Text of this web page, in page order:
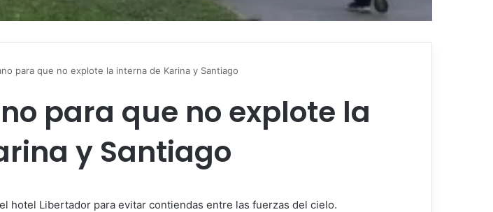
para que no explote la interna de Karina y Santiago
para que no explote la
y Santiago
hotel Libertador para evitar contiendas entre las fuerzas del cielo.